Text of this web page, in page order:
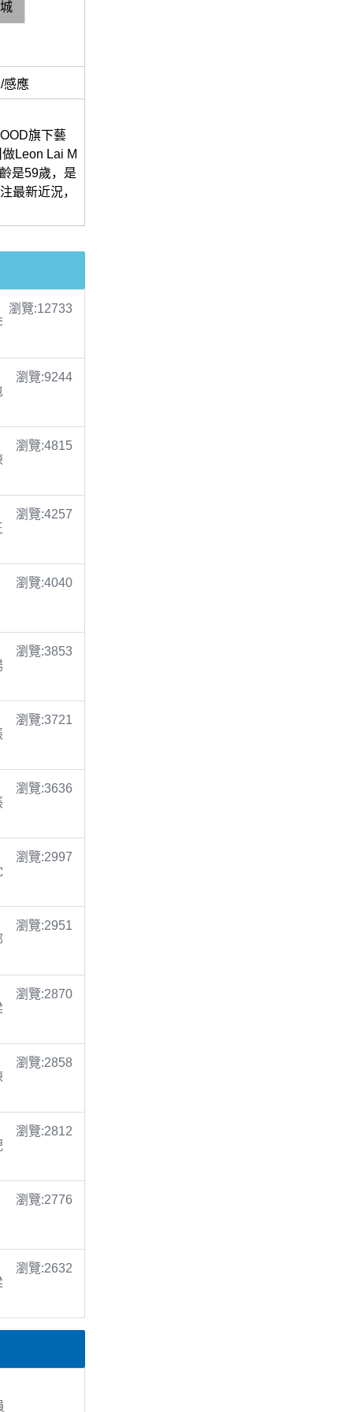
感應
旗下藝
Leon Lai M
是59歲，是
最新近況，
瀏覽:12733
瀏覽:9244
瀏覽:4815
瀏覽:4257
瀏覽:4040
瀏覽:3853
瀏覽:3721
瀏覽:3636
瀏覽:2997
瀏覽:2951
瀏覽:2870
瀏覽:2858
瀏覽:2812
瀏覽:2776
瀏覽:2632